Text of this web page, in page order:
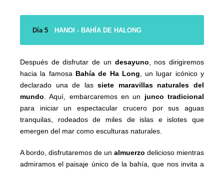
Día 5 HANOI - BAHÍA DE HALONG
Después de disfrutar de un desayuno, nos dirigiremos
hacia la famosa Bahía de Ha Long, un lugar icónico y
declarado una de lassiete maravillas naturales del
mundo. Aquí, embarcaremos en un junco tradicional
para iniciar un espectacular crucero por sus aguas
tranquilas, rodeados de miles de islas e islotes que
emergen del mar como esculturas naturales.
A bordo, disfrutaremos de un almuerzo delicioso mientras
admiramos el paisaje único de la bahía, que nos invita a